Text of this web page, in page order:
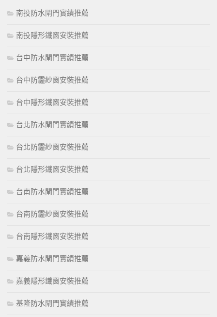
南投防水閘門實績推薦
南投隱形鐵窗安裝推薦
台中防水閘門實績推薦
台中防霾紗窗安裝推薦
台中隱形鐵窗安裝推薦
台北防水閘門實績推薦
台北防霾紗窗安裝推薦
台北隱形鐵窗安裝推薦
台南防水閘門實績推薦
台南防霾紗窗安裝推薦
台南隱形鐵窗安裝推薦
嘉義防水閘門實績推薦
嘉義隱形鐵窗安裝推薦
基隆防水閘門實績推薦